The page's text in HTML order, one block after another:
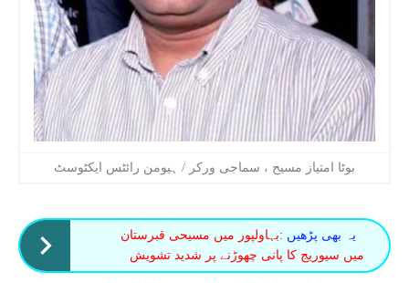
بوٹا امتیاز مسیح ، سماجی ورکر / ہیومن رائٹس ایکٹوسٹ
یہ بھی پڑھیں :بہاولپور میں مسیحی قبرستان
میں سیوریج کا پانی چھوڑنے پر شدید تشویش